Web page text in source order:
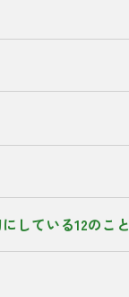
している12のこと